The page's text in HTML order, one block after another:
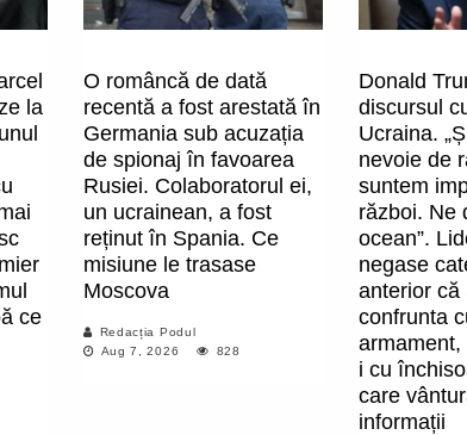
la
ce
O româncă de dată
recentă a fost arestată în
Germania sub acuzația
de spionaj în favoarea
Rusiei. Colaboratorul ei,
un ucrainean, a fost
reținut în Spania. Ce
misiune le trasase
Moscova
Redacția Podul
Aug 7, 2026
828
Donald
discursul
Ucraina.
nevoie de
suntem
război. Ne
ocean”.
negase
anterior că
confrunta
i cu
care
informații